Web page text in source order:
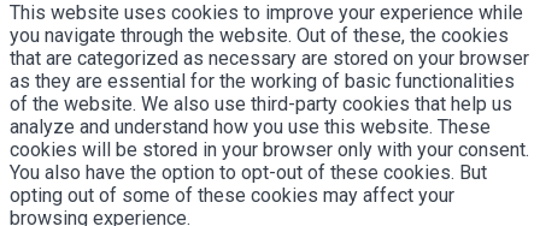
This website uses cookies to improve your experience while
you navigate through the website. Out of these, the cookies
that are categorized as necessary are stored on your browser
as they are essential for the working of basic functionalities
of the website. We also use third-party cookies that help us
analyze and understand how you use this website. These
cookies will be stored in your browser only with your consent.
You also have the option to opt-out of these cookies. But
opting out of some of these cookies may affect your
browsing experience.